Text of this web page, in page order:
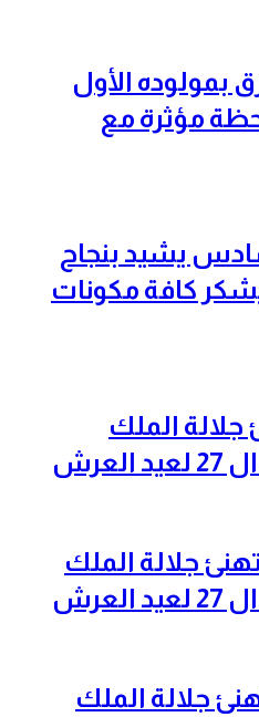
بمولوده الأول
مؤثرة مع
يشيد بنجاح
كافة مكونات
جلالة الملك
جلالة الملك
جلالة الملك